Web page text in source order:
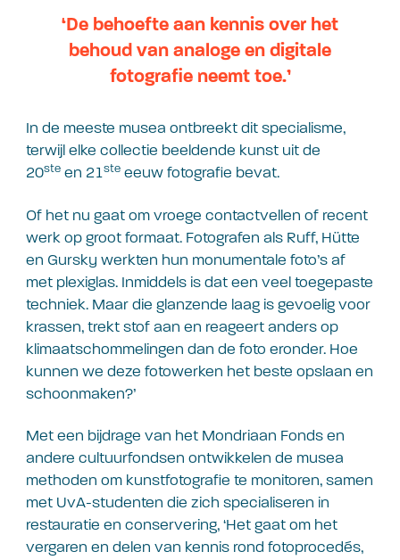
‘De behoefte aan kennis over het
behoud van analoge en digitale
fotografie neemt toe.’
In de meeste musea ontbreekt dit specialisme,
terwijl elke collectie beeldende kunst uit de
20ste en 21ste eeuw fotografie bevat.
Of het nu gaat om vroege contactvellen of recent
werk op groot formaat. Fotografen als Ruff, Hütte
en Gursky werkten hun monumentale foto’s af
met plexiglas. Inmiddels is dat een veel toegepaste
techniek. Maar die glanzende laag is gevoelig voor
krassen, trekt stof aan en reageert anders op
klimaatschommelingen dan de foto eronder. Hoe
kunnen we deze fotowerken het beste opslaan en
schoonmaken?’
Met een bijdrage van het Mondriaan Fonds en
andere cultuurfondsen ontwikkelen de musea
methoden om kunstfotografie te monitoren, samen
met UvA-studenten die zich specialiseren in
restauratie en conservering, ‘Het gaat om het
vergaren en delen van kennis rond fotoprocedés,